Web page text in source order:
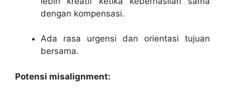
dengan kompensasi.
Ada rasa urgensi dan orientasi tujuan
bersama.
Potensi misalignment: